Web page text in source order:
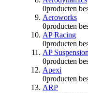
0producten
Aeroworks
0producten
AP Racing
0producten
AP Suspension
0producten
Apexi
0producten
ARP